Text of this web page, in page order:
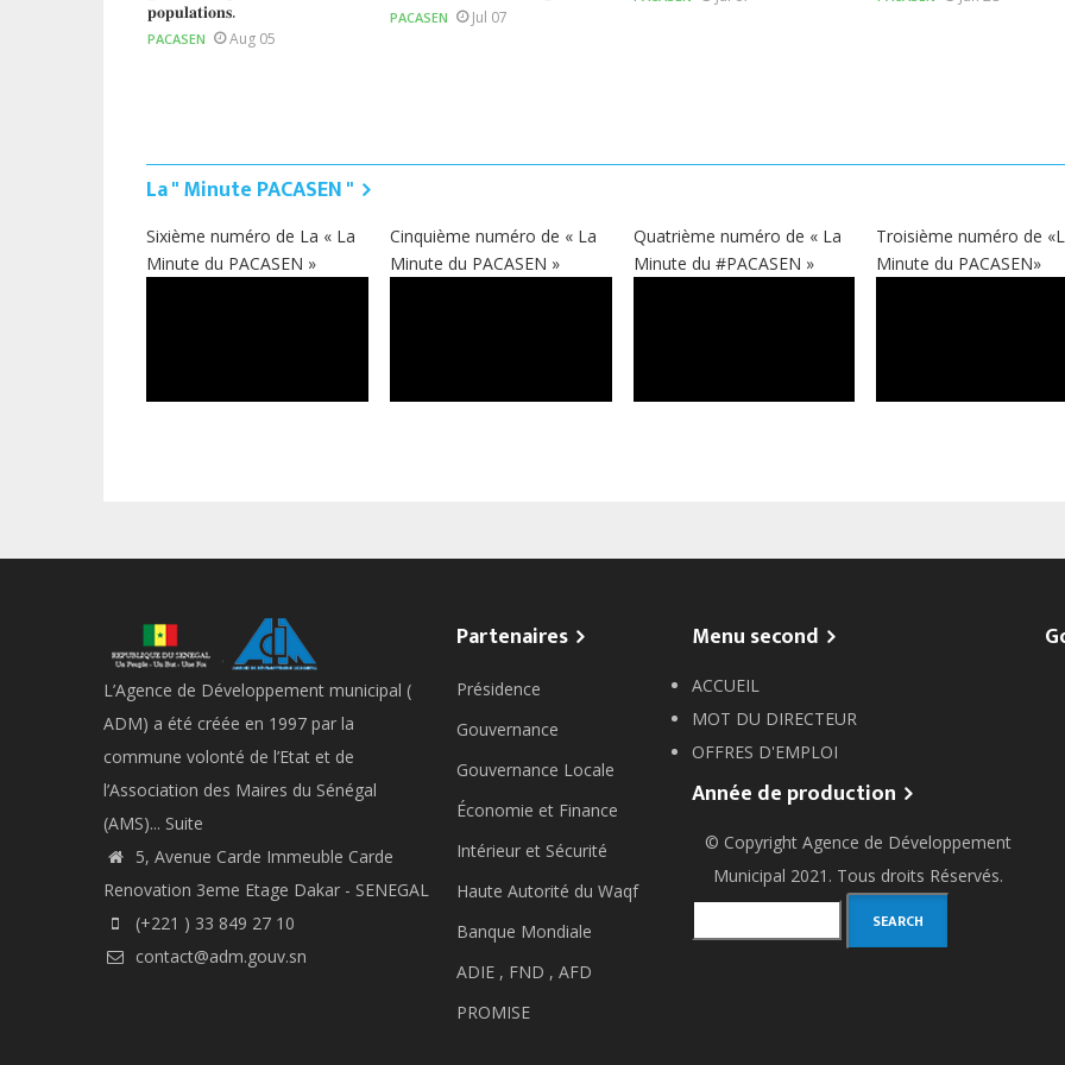
𝐩𝐨𝐩𝐮𝐥𝐚𝐭𝐢𝐨𝐧𝐬.
PACASEN Aug 05
PACASEN Jul 07
La " Minute PACASEN "
Sixième numéro de La « La
Minute du PACASEN »
Cinquième numéro de « La
Minute du PACASEN »
Quatrième numéro de « La
Minute du #PACASEN »
Troisième numéro de
Minute du PACASEN»
L’Agence de Développement municipal (
ADM) a été créée en 1997 par la
commune volonté de l’Etat et de
l’Association des Maires du Sénégal
(AMS)... Suite
5, Avenue Carde Immeuble Carde
Renovation 3eme Etage Dakar - SENEGAL
(+221 ) 33 849 27 10
contact@adm.gouv.sn
Partenaires
Présidence
Gouvernance
Gouvernance Locale
Économie et Finance
Intérieur et Sécurité
Haute Autorité du Waqf
Banque Mondiale
ADIE , FND , AFD
PROMISE
Menu second
ACCUEIL
MOT DU DIRECTEUR
OFFRES D'EMPLOI
Année de production
© Copyright Agence de Développement
Municipal 2021. Tous droits Réservés.